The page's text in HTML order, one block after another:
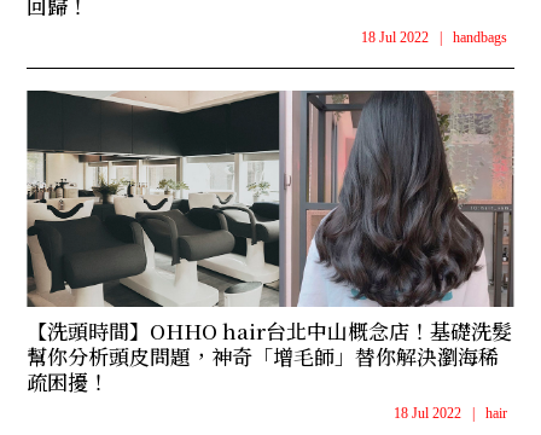
18 Jul 2022 handbags
【洗頭時間】OHHO hair台北中山概念店！基礎洗髮
幫你分析頭皮問題，神奇「增毛師」替你解決瀏海稀
疏困擾！
18 Jul 2022 hair